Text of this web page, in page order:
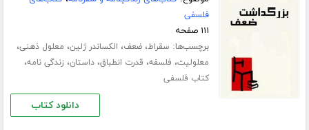
فلسفی
۱۱۱ صفحه
برچسب‌ها: سقراط،ضعف، الکساندر ژلین، معلول ذهنی،
معلولیت، فلسفه، قدرت انطباق،داستان، زندگی نامه،
کتاب فلسفی
دانلود کتاب